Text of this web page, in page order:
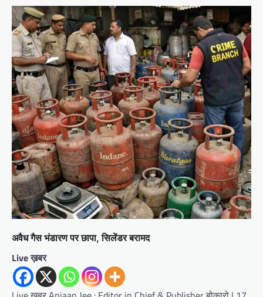
अवैध गैस भंडारण पर छापा, सिलेंडर बरामद
Live ख़बर